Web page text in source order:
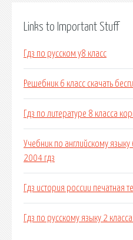
Links to Important Stuff
Гдз по русском у8 класс
Решебник 6 класс скачать
Гдз по литературе 8 класса
Учебник по английскому
2004 гдз
Гдз история россии печатная
Гдз по русскому языку 2